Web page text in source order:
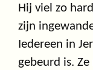
Hij viel zo
zijn
Iedereen in
gebeurd is.